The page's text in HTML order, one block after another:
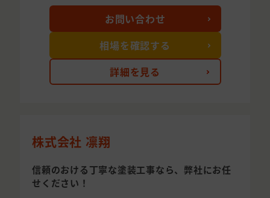
詳細を見る
お問い合わせ
相場を確認する
株式会社 凛翔
信頼のおける丁寧な塗装工事なら、弊社にお任
せください！